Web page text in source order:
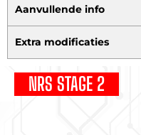
Aanvullende info
Extra modificaties
NRS STAGE 2